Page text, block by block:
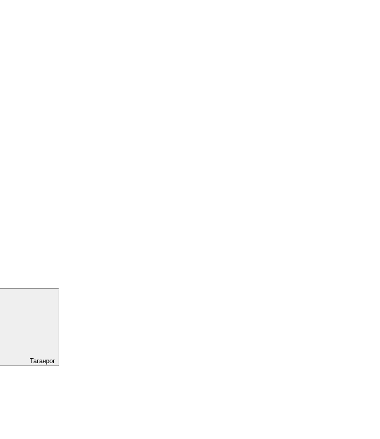
Таганрог